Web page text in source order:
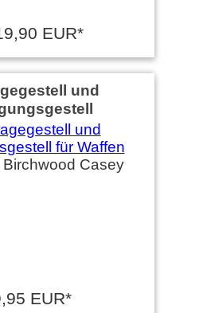
EUR*
und
Birchwood Casey
EUR*